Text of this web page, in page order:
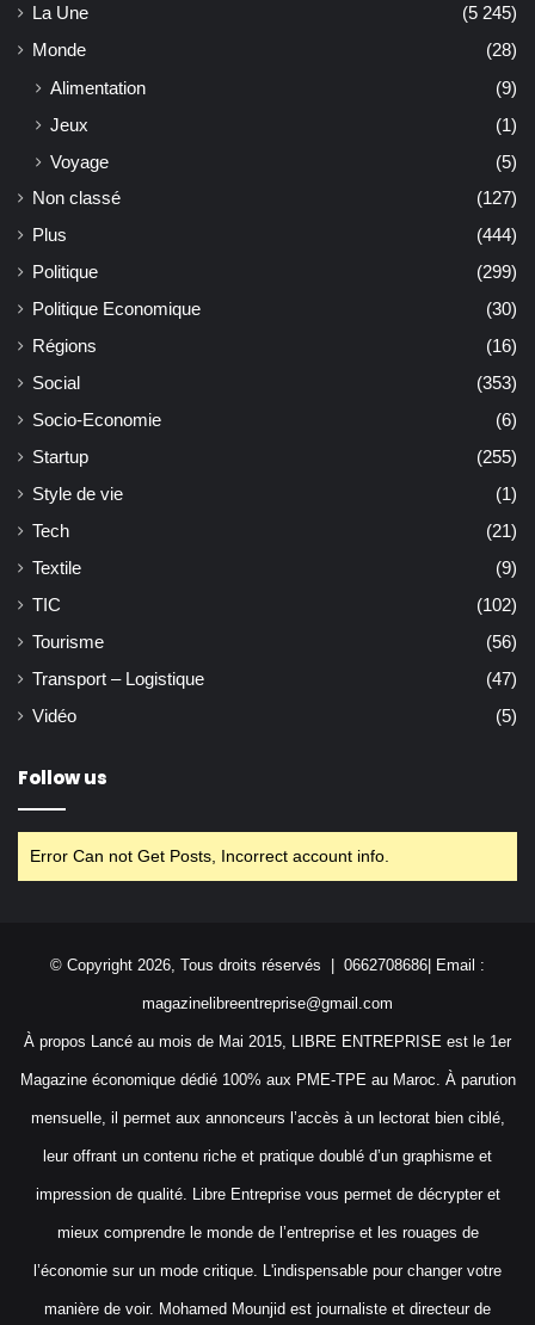
La Une
(5 245)
Monde
(28)
Alimentation
(9)
Jeux
(1)
Voyage
(5)
Non classé
(127)
Plus
(444)
Politique
(299)
Politique Economique
(30)
Régions
(16)
Social
(353)
Socio-Economie
(6)
Startup
(255)
Style de vie
(1)
Tech
(21)
Textile
(9)
TIC
(102)
Tourisme
(56)
Transport – Logistique
(47)
Vidéo
(5)
Follow us
Error Can not Get Posts, Incorrect account info.
© Copyright 2026, Tous droits réservés | 0662708686| Email :
magazinelibreentreprise@gmail.com
À propos Lancé au mois de Mai 2015, LIBRE ENTREPRISE est le 1er
Magazine économique dédié 100% aux PME-TPE au Maroc. À parution
mensuelle, il permet aux annonceurs l’accès à un lectorat bien ciblé,
leur offrant un contenu riche et pratique doublé d’un graphisme et
impression de qualité. Libre Entreprise vous permet de décrypter et
mieux comprendre le monde de l’entreprise et les rouages de
l’économie sur un mode critique. L'indispensable pour changer votre
manière de voir. Mohamed Mounjid est journaliste et directeur de